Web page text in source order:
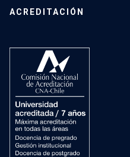
ACREDITACIÓN